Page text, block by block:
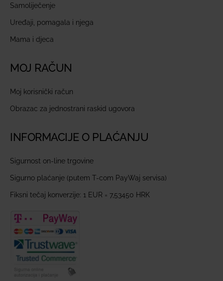
Samoliječenje
Uređaji, pomagala i njega
Mama i djeca
MOJ RAČUN
Moj korisnički račun
Obrazac za jednostrani raskid ugovora
INFORMACIJE O PLAĆANJU
Sigurnost on-line trgovine
Sigurno plaćanje (putem T-com PayWaj servisa)
Fiksni tečaj konverzije: 1 EUR = 7,53450 HRK